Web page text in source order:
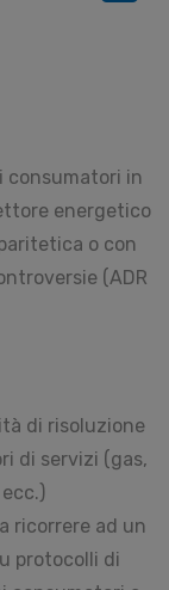
consumatori in
energetico
o con
(ADR
di risoluzione
di servizi (gas,
ricorrere ad un
protocolli di